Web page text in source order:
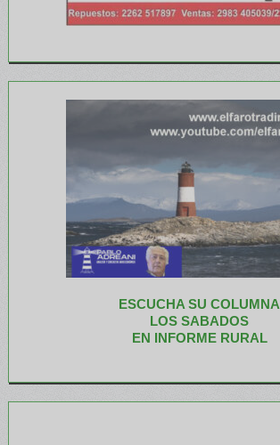
ESCUCHA SU COLUMNA
LOS SABADOS
EN INFORME RURAL